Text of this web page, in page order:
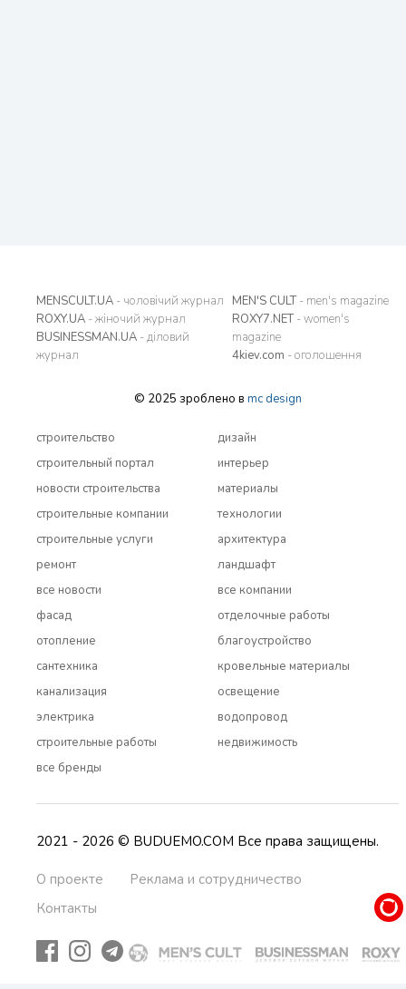
MENSCULT.UA - чоловічий журнал
ROXY.UA - жіночий журнал
BUSINESSMAN.UA - діловий
журнал
MEN'S CULT- men's magazine
ROXY7.NET- women's
magazine
4kiev.com - оголошення
© 2025 зроблено в mc design
строительство
строительный портал
новости строительства
строительные компании
строительные услуги
ремонт
все новости
дизайн
интерьер
материалы
технологии
архитектура
ландшафт
все компании
фасад
отопление
сантехника
канализация
электрика
строительные работы
все бренды
отделочные работы
благоустройство
кровельные материалы
освещение
водопровод
недвижимость
2021 - 2026 © BUDUEMO.COM Все права защищены.
О проекте
Реклама и сотрудничество
Контакты